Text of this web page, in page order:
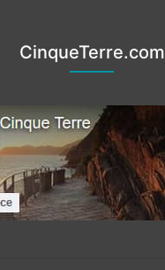
CinqueTerre.com